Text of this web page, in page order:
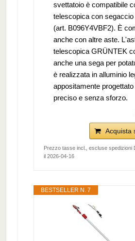
svettatoio è compatibile
telescopica con
(art. B096Y4VBF2). È
anche con altre aste.
telescopica GRÜNTEK
anche una sega per
è realizzata in alluminio
appositamente
preciso e senza sforzo.
Acquista
Prezzo tasse incl., escluse spedizioni
il 2026-04-16
BESTSELLER N. 7